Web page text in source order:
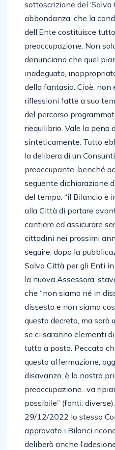
sottoscrizione del ‘Salva
abbondanza, che la
dell’Ente costituisce
preoccupazione. Non
denunciano che quel
inadeguato,
della fantasia. Cioè, non
riflessioni fatte a suo
del percorso
riequilibrio. Vale la pena
sinteticamente. Tutto
la delibera di un
preoccupante, benché
seguente dichiarazione
del tempo: “il Bilancio è
alla Città di portare
cantiere ed assicurare
cittadini nei prossimi
seguire, dopo la
Salva Città per gli Enti
la nuova Assessora,
che “non siamo né in
dissesto e non siamo
questo decreto, ma sarà
se ci saranno elementi
tutto a posto. Peccato
questa affermazione,
disavanzo, è la nostra
preoccupazione…va
possibile” (fonti:
29/12/2022 lo stesso
approvato i Bilanci
deliberò anche